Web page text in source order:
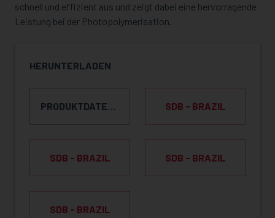
schnell und effizient aus und zeigt dabei eine hervorragende
Leistung bei der Photopolymerisation.
HERUNTERLADEN
PRODUKTDATENBLATT SDB - BRAZIL
SDB - BRAZIL SDB - BRAZIL
SDB - BRAZIL